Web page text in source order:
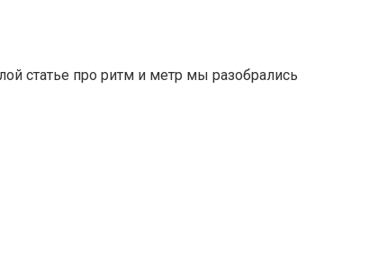
статье про ритм и метр мы разобрались